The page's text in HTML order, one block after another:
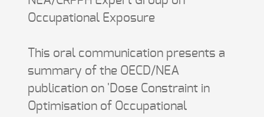
Occupational Exposure
This oral communication presents a
summary of the OECD/NEA
publication on 'Dose Constraint in
Optimisation of Occupational